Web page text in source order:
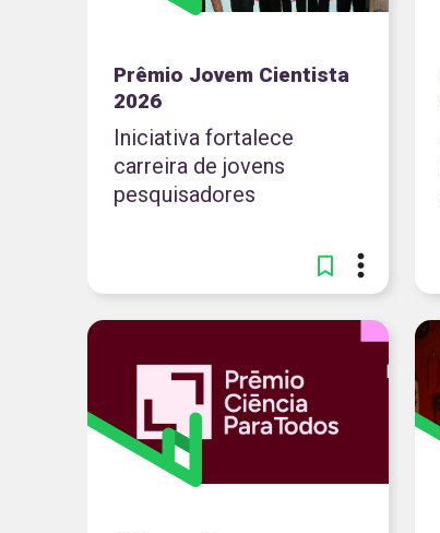
Prêmio Jovem Cientista
2026
Iniciativa fortalece
carreira de jovens
pesquisadores